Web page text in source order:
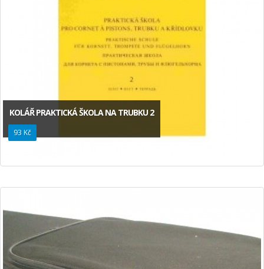
KOLÁŘ PRAKTICKÁ ŠKOLA NA TRUBKU 2
93 Kč